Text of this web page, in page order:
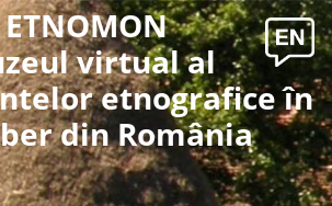
ETNOMON
virtual al
etnografice în
din România